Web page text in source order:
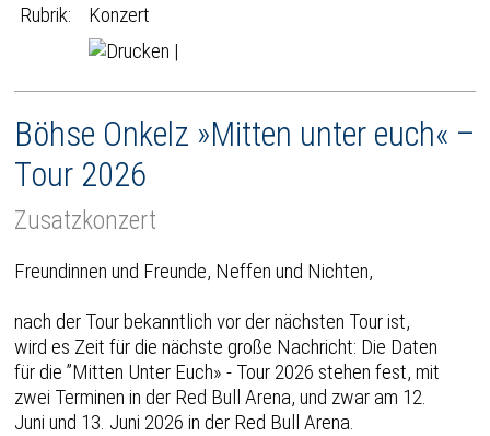
Rubrik:
Konzert
|
Böhse Onkelz »Mitten unter euch« –
Tour 2026
Zusatzkonzert
Freundinnen und Freunde, Neffen und Nichten,
nach der Tour bekanntlich vor der nächsten Tour ist,
wird es Zeit für die nächste große Nachricht: Die Daten
für die ’’Mitten Unter Euch» - Tour 2026 stehen fest, mit
zwei Terminen in der Red Bull Arena, und zwar am 12.
Juni und 13. Juni 2026 in der Red Bull Arena.